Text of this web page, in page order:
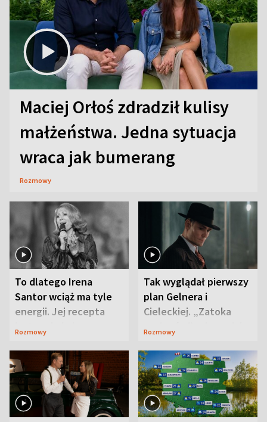
Maciej Orłoś zdradził kulisy
małżeństwa. Jedna sytuacja
wraca jak bumerang
Rozmowy
To dlatego Irena
Santor wciąż ma tyle
energii. Jej recepta
jest zaskakująco
Rozmowy
Tak wyglądał pierwszy
plan Gelnera i
Cieleckiej. „Zatoka
szpiegów” od razu ich
Rozmowy